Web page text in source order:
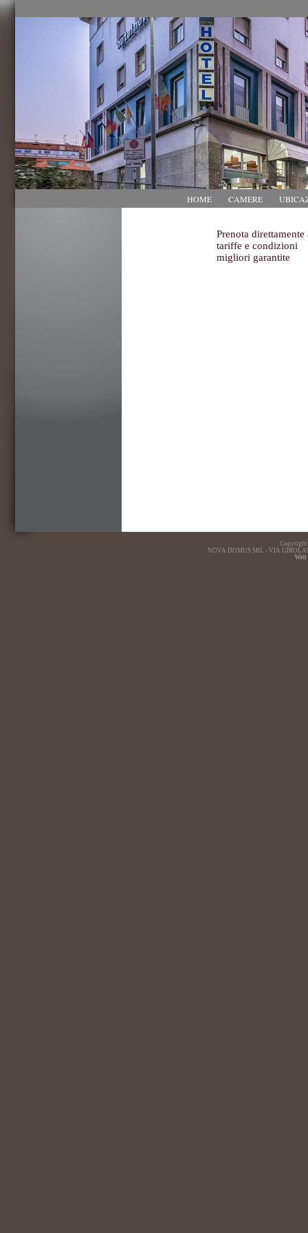
HOME CAMERE
Prenota direttamente
tariffe e condizioni
migliori garantite
Copyright
NOVA DOMUS SRL - VIA
Web